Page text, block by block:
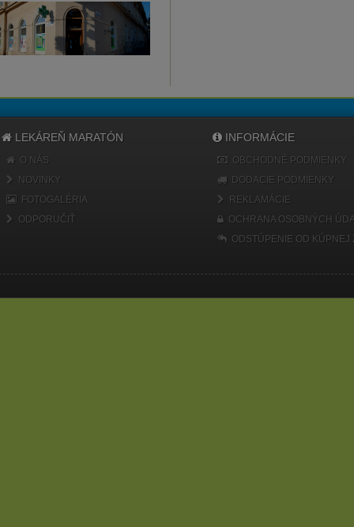
LEKÁREŇ MARATÓN
O NÁS
NOVINKY
FOTOGALÉRIA
ODPORUČIŤ
INFORMÁCIE
OBCHODNÉ PODMIENKY
DODACIE PODMIENKY
REKLAMÁCIE
OCHRANA OSOBNÝCH
ODSTÚPENIE OD KÚPNEJ